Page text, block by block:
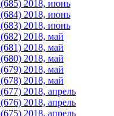
2018, июнь
2018, июнь
2018, июнь
2018, май
2018, май
2018, май
2018, май
2018, май
2018, апрель
2018, апрель
2018, апрель